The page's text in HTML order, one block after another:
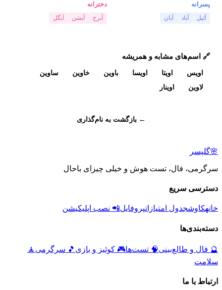
پسرانه
آئیل آباد آبان
دخترانه
آبرخ آبشن آبگل
🔗 اسم‌های مشابه و همریشه
اویس اویتا اویسا باوین خاوین
ساوین
لاوین
اوینار
← بازگشت به نام‌گذاری
🌸گلپسر
سرگرمی، فال، تست هوش و خیلی چیزای باحال
دسترسی سریع
خانهکاوشجدول امتیازاتپروفایل📲 نصب اپلیکیشن
دسته‌بندی‌ها
🔮 فال و طالع‌بینی🧠 تست‌ها🎮 کوئیز و بازی 🎵 سرگرمی 🧘
سلامت
ارتباط با ما